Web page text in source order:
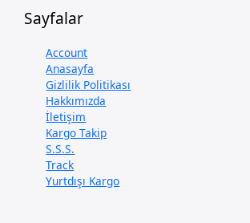
Sayfalar
Account
Anasayfa
Gizlilik Politikası
Hakkımızda
İletişim
Kargo Takip
S.S.S.
Track
Yurtdışı Kargo